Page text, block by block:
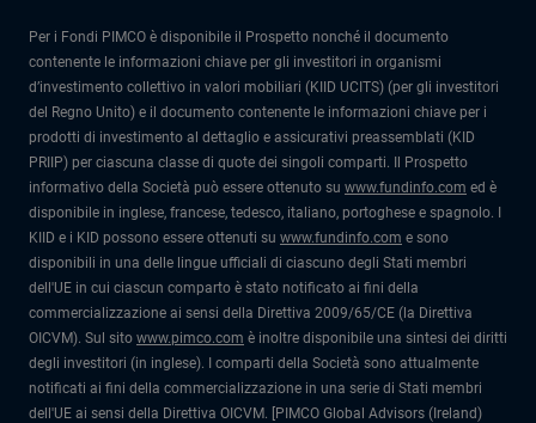
Per i Fondi PIMCO è disponibile il Prospetto nonché il documento
contenente le informazioni chiave per gli investitori in organismi
d’investimento collettivo in valori mobiliari (KIID UCITS) (per gli investitori
del Regno Unito) e il documento contenente le informazioni chiave per i
prodotti di investimento al dettaglio e assicurativi preassemblati (KID
PRIIP) per ciascuna classe di quote dei singoli comparti. Il Prospetto
informativo della Società può essere ottenuto su www.fundinfo.com ed è
disponibile in inglese, francese, tedesco, italiano, portoghese e spagnolo. I
KIID e i KID possono essere ottenuti su www.fundinfo.com e sono
disponibili in una delle lingue ufficiali di ciascuno degli Stati membri
dell'UE in cui ciascun comparto è stato notificato ai fini della
commercializzazione ai sensi della Direttiva 2009/65/CE (la Direttiva
OICVM). Sul sito www.pimco.com è inoltre disponibile una sintesi dei diritti
degli investitori (in inglese). I comparti della Società sono attualmente
notificati ai fini della commercializzazione in una serie di Stati membri
dell'UE ai sensi della Direttiva OICVM. [PIMCO Global Advisors (Ireland)